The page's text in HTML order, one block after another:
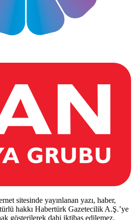
sitesinde yayınlanan yazı, haber,
hakkı Habertürk Gazetecilik A.Ş.’ye
gösterilerek dahi iktibas edilemez.